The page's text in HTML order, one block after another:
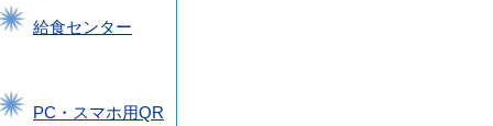
給食センター
PC・スマホ用QR